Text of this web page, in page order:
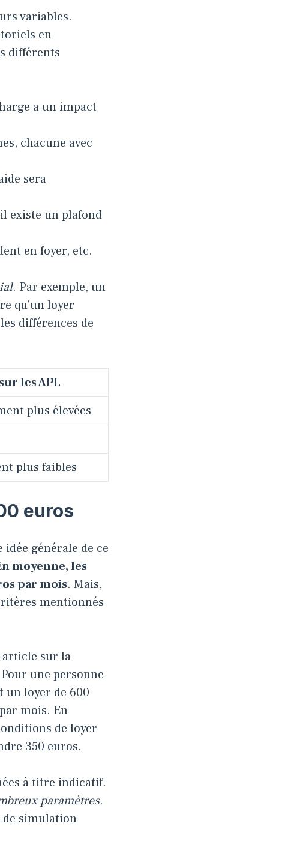
variables.
en
différents
a un impact
chacune avec
sera
existe un plafond
en foyer, etc.
. Par exemple, un
qu’un loyer
différences de
les APL
plus élevées
plus faibles
euros
générale de ce
moyenne, les
par mois. Mais,
mentionnés
article sur la
une personne
un loyer de 600
mois. En
de loyer
350 euros.
à titre indicatif.
paramètres.
de simulation